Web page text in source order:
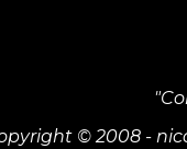
© 2008 -